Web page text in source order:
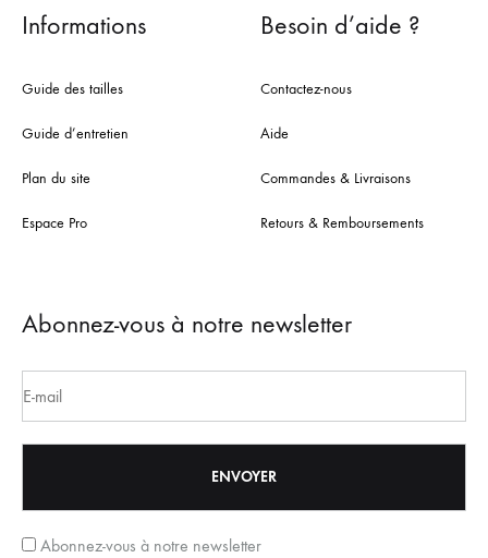
Informations
Guide des tailles
Guide d’entretien
Plan du site
Espace Pro
Besoin d’aide ?
Contactez-nous
Aide
Commandes & Livraisons
Retours & Remboursements
Abonnez-vous à notre newsletter
Abonnez-vous à notre newsletter